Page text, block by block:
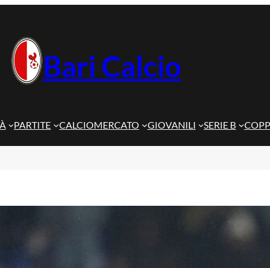
Bari Calcio
PARTITE CALCIOMERCATO GIOVANILI SERIE B